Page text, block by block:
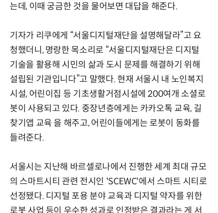
는데, 이때 궁금한 것을 물어보면 대답을 해준다.
기자가 리쿠에게 “서울디지털재단을 설명해달라”고 요
청했더니, 명랑한 목소리로 “서울디지털재단은 디지털
기술을 활용해 시민의 삶과 도시 문제를 해결하기 위해
설립된 기관입니다”고 말했다. 현재 서울시 내 노인복지
시설, 어린이집 등 기초생활거점시설에 200여개 소셜로
봇이 사용되고 있다. 중장년층에게는 카카오톡 교육, 길
찾기앱 교육 을 해주고, 어린이들에게는 로봇이 동화를
들려준다.
서울시는 지난해 바르셀로나에서 진행한 세계 최대 규모
의 스마트시티 관련 전시인 'SCEWC'에서 스마트 시티로
선정됐다. 디지털 포용 분야 교육과 디지털 약자를 위한
로봇 사업 등이 우수한 성과로 인정받은 결과라는 게 서